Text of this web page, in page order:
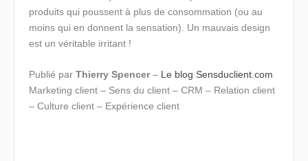
produits qui poussent à plus de consommation (ou au
moins qui en donnent la sensation). Un mauvais design
est un véritable irritant !
Publié parThierry Spencer– Le blog Sensduclient.com
Marketing client – Sens du client – CRM – Relation client
– Culture client – Expérience client